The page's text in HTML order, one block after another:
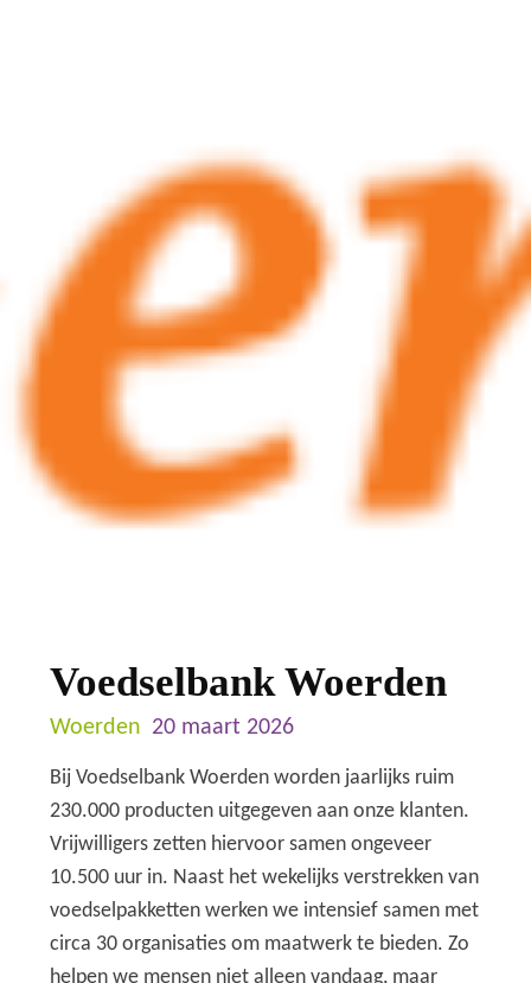
Voedselbank Woerden
Woerden 20 maart 2026
Bij Voedselbank Woerden worden jaarlijks ruim
230.000 producten uitgegeven aan onze klanten.
Vrijwilligers zetten hiervoor samen ongeveer
10.500 uur in. Naast het wekelijks verstrekken van
voedselpakketten werken we intensief samen met
circa 30 organisaties om maatwerk te bieden. Zo
helpen we mensen niet alleen vandaag, maar